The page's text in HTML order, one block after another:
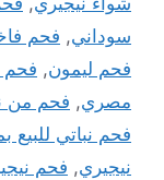
سوداني, فحم
فحم ليمون, فحم
مصري, فحم من
فحم نباتي للبيع
نيجيري, فحم